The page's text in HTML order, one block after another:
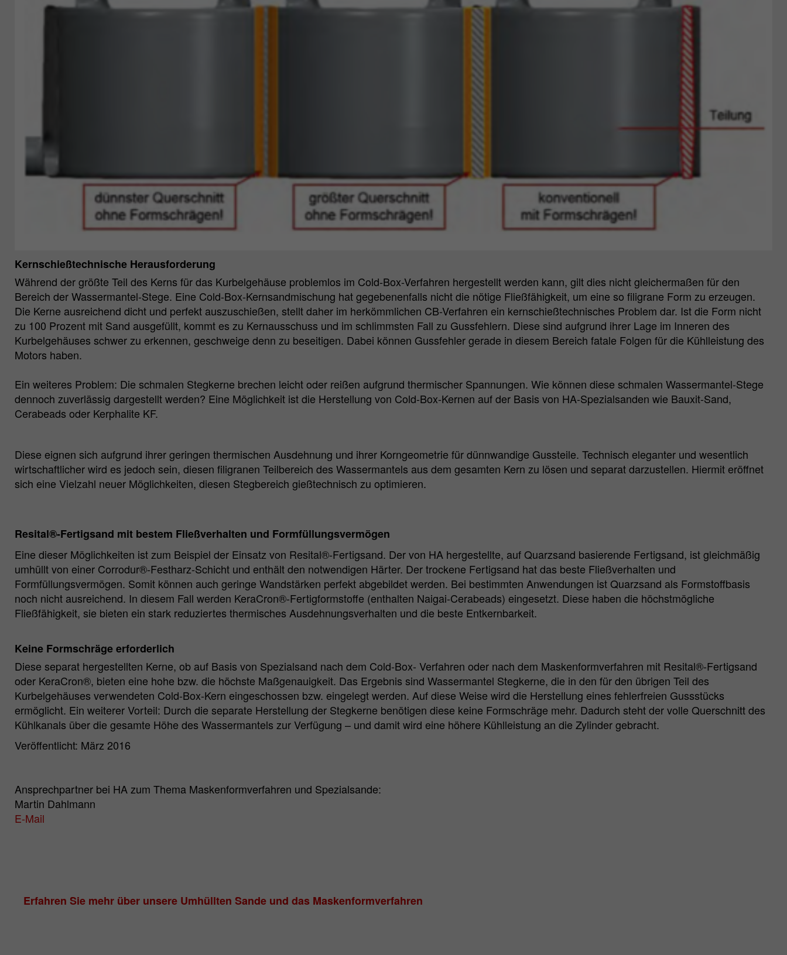
Kernschießtechnische Herausforderung
Während der größte Teil des Kerns für das Kurbelgehäuse problemlos im Cold-Box-Verfahren hergestellt werden kann, gilt dies nicht gleichermaßen für den
Bereich der Wassermantel-Stege. Eine Cold-Box-Kernsandmischung hat gegebenenfalls nicht die nötige Fließfähigkeit, um eine so filigrane Form zu erzeugen.
Die Kerne ausreichend dicht und perfekt auszuschießen, stellt daher im herkömmlichen CB-Verfahren ein kernschießtechnisches Problem dar. Ist die Form nicht
zu 100 Prozent mit Sand ausgefüllt, kommt es zu Kernausschuss und im schlimmsten Fall zu Gussfehlern. Diese sind aufgrund ihrer Lage im Inneren des
Kurbelgehäuses schwer zu erkennen, geschweige denn zu beseitigen. Dabei können Gussfehler gerade in diesem Bereich fatale Folgen für die Kühlleistung des
Motors haben.
Ein weiteres Problem: Die schmalen Stegkerne brechen leicht oder reißen aufgrund thermischer Spannungen. Wie können diese schmalen Wassermantel-Stege
dennoch zuverlässig dargestellt werden? Eine Möglichkeit ist die Herstellung von Cold-Box-Kernen auf der Basis von HA-Spezialsanden wie Bauxit-Sand,
Cerabeads oder Kerphalite KF.
Diese eignen sich aufgrund ihrer geringen thermischen Ausdehnung und ihrer Korngeometrie für dünnwandige Gussteile. Technisch eleganter und wesentlich
wirtschaftlicher wird es jedoch sein, diesen filigranen Teilbereich des Wassermantels aus dem gesamten Kern zu lösen und separat darzustellen. Hiermit eröffnet
sich eine Vielzahl neuer Möglichkeiten, diesen Stegbereich gießtechnisch zu optimieren.
Resital®-Fertigsand mit bestem Fließverhalten und Formfüllungsvermögen
Eine dieser Möglichkeiten ist zum Beispiel der Einsatz von Resital®-Fertigsand. Der von HA hergestellte, auf Quarzsand basierende Fertigsand, ist gleichmäßig
umhüllt von einer Corrodur®-Festharz-Schicht und enthält den notwendigen Härter. Der trockene Fertigsand hat das beste Fließverhalten und
Formfüllungsvermögen. Somit können auch geringe Wandstärken perfekt abgebildet werden. Bei bestimmten Anwendungen ist Quarzsand als Formstoffbasis
noch nicht ausreichend. In diesem Fall werden KeraCron®-Fertigformstoffe (enthalten Naigai-Cerabeads) eingesetzt. Diese haben die höchstmögliche
Fließfähigkeit, sie bieten ein stark reduziertes thermisches Ausdehnungsverhalten und die beste Entkernbarkeit.
Keine Formschräge erforderlich
Diese separat hergestellten Kerne, ob auf Basis von Spezialsand nach dem Cold-Box- Verfahren oder nach dem Maskenformverfahren mit Resital®-Fertigsand
oder KeraCron®, bieten eine hohe bzw. die höchste Maßgenauigkeit. Das Ergebnis sind Wassermantel Stegkerne, die in den für den übrigen Teil des
Kurbelgehäuses verwendeten Cold-Box-Kern eingeschossen bzw. eingelegt werden. Auf diese Weise wird die Herstellung eines fehlerfreien Gussstücks
ermöglicht. Ein weiterer Vorteil: Durch die separate Herstellung der Stegkerne benötigen diese keine Formschräge mehr. Dadurch steht der volle Querschnitt des
Kühlkanals über die gesamte Höhe des Wassermantels zur Verfügung – und damit wird eine höhere Kühlleistung an die Zylinder gebracht.
Veröffentlicht: März 2016
Ansprechpartner bei HA zum Thema Maskenformverfahren und Spezialsande:
Martin Dahlmann
E-Mail
Erfahren Sie mehr über unsere Umhüllten Sande und das Maskenformverfahren